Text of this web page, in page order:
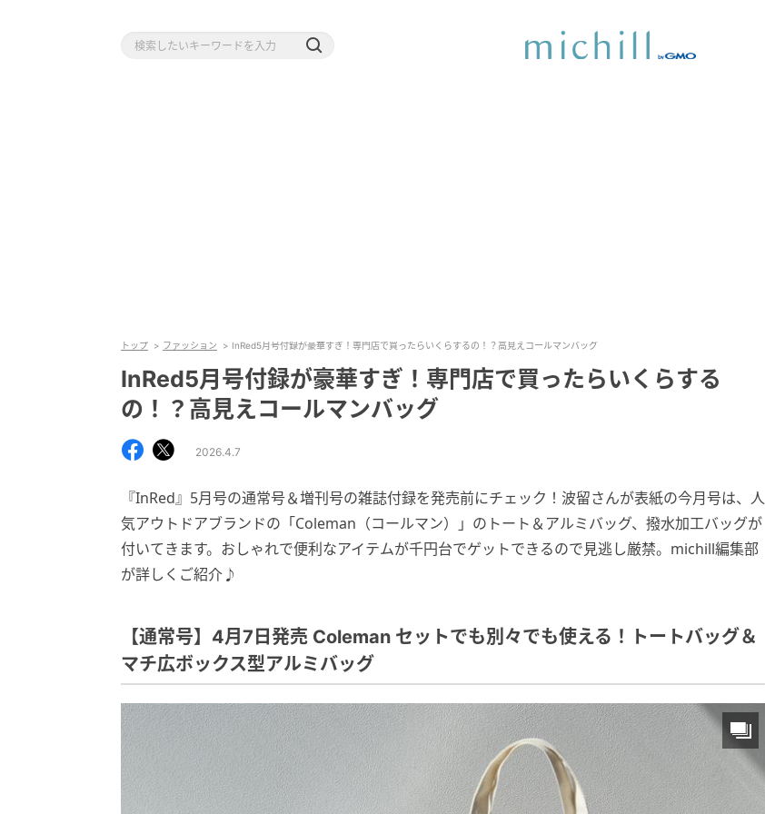
トップ ファッション InRed5月号付録が豪華すぎ！専門店で買ったらいくらするの！？高見えコールマンバッグ
InRed5月号付録が豪華すぎ！専門店で買ったらいくらする
の！？高見えコールマンバッグ
2026.4.7
『InRed』5月号の通常号＆増刊号の雑誌付録を発売前にチェック！波留さんが表紙の今月号は、人
気アウトドアブランドの「Coleman（コールマン）」のトート＆アルミバッグ、撥水加工バッグが
付いてきます。おしゃれで便利なアイテムが千円台でゲットできるので見逃し厳禁。michill編集部
が詳しくご紹介♪
【通常号】4月7日発売 Coleman セットでも別々でも使える！トートバッグ＆
マチ広ボックス型アルミバッグ